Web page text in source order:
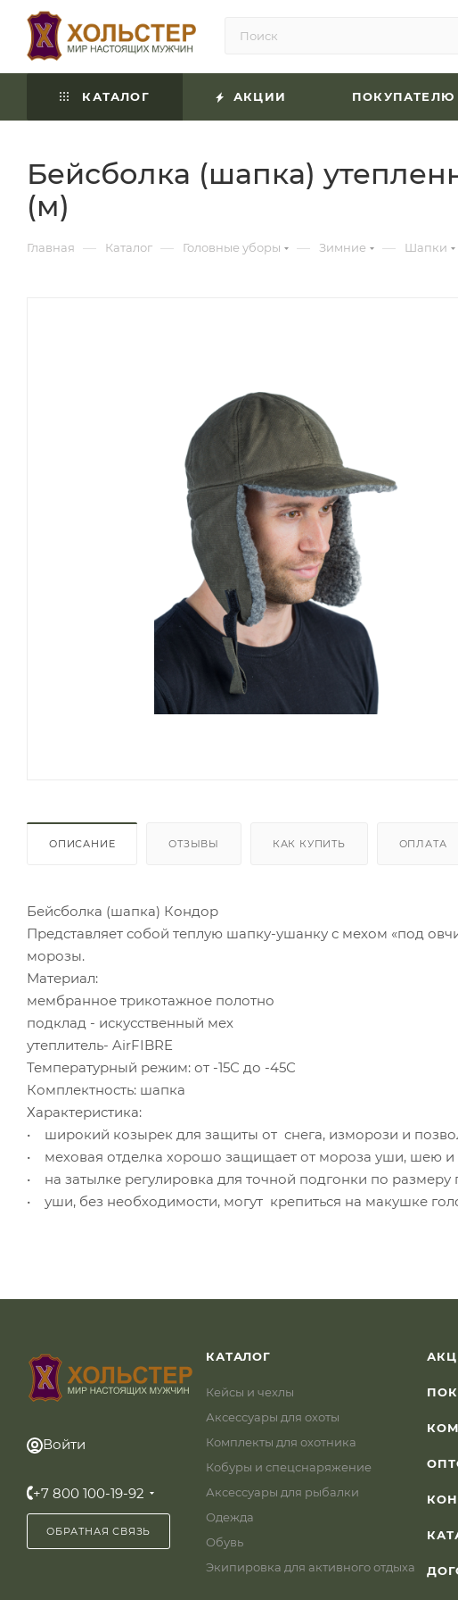
КАТАЛОГ АКЦИИ ПОКУПАТЕЛЮ
Бейсболка (шапка)
(м)
Главная — Каталог — Головные уборы — Зимние — Шапки
ОПИСАНИЕ ОТЗЫВЫ КАК КУПИТЬ ОПЛАТА
Бейсболка (шапка) Кондор
Представляет собой теплую шапку-ушанку с мехом «под
морозы.
Материал:
мембранное трикотажное полотно
подклад - искусственный мех
утеплитель- AirFIBRE
Температурный режим: от -15С до -45С
Комплектность: шапка
Характеристика:
• широкий козырек для защиты от снега, изморози и
• меховая отделка хорошо защищает от мороза уши, шею
• на затылке регулировка для точной подгонки по размеру
• уши, без необходимости, могут крепиться на макушке
Войти
+7 800 100-19-92
ОБРАТНАЯ СВЯЗЬ
КАТАЛОГ
Кейсы и чехлы
Аксессуары для охоты
Комплекты для охотника
Кобуры и спецснаряжение
Аксессуары для рыбалки
Одежда
Обувь
Экипировка для активного отдыха